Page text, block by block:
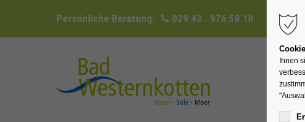
Persönliche Beratung: 029 43 . 976 58 10
Ihnen